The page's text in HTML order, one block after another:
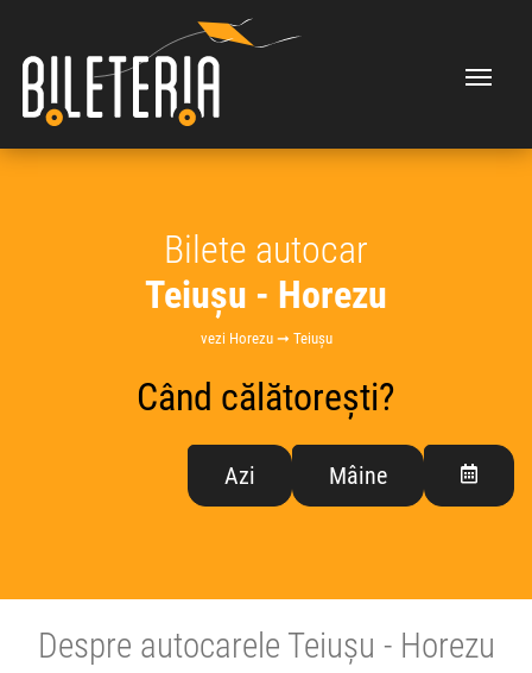
Bilete autocar
Teiușu - Horezu
vezi Horezu ➞ Teiușu
Când călătorești?
Azi Mâine
Despre autocarele Teiușu - Horezu